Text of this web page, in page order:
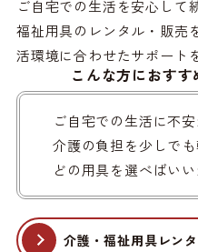
ご自宅での生活を安心して
福祉用具のレンタル・販売
活環境に合わせたサポート
こんな方におすす
ご自宅での生活に不
介護の負担を少しで
どの用具を選べばい
介護・福祉用具レン